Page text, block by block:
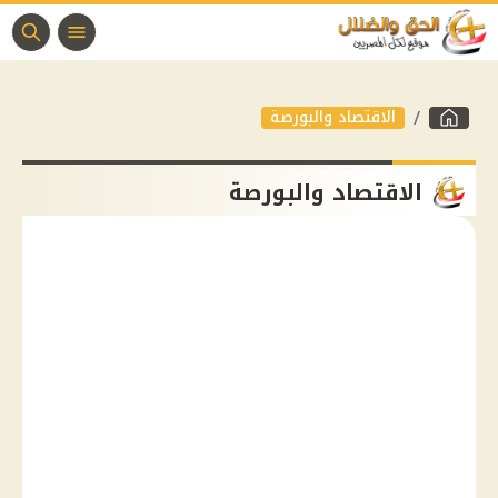
الاقتصاد والبورصة
الاقتصاد والبورصة